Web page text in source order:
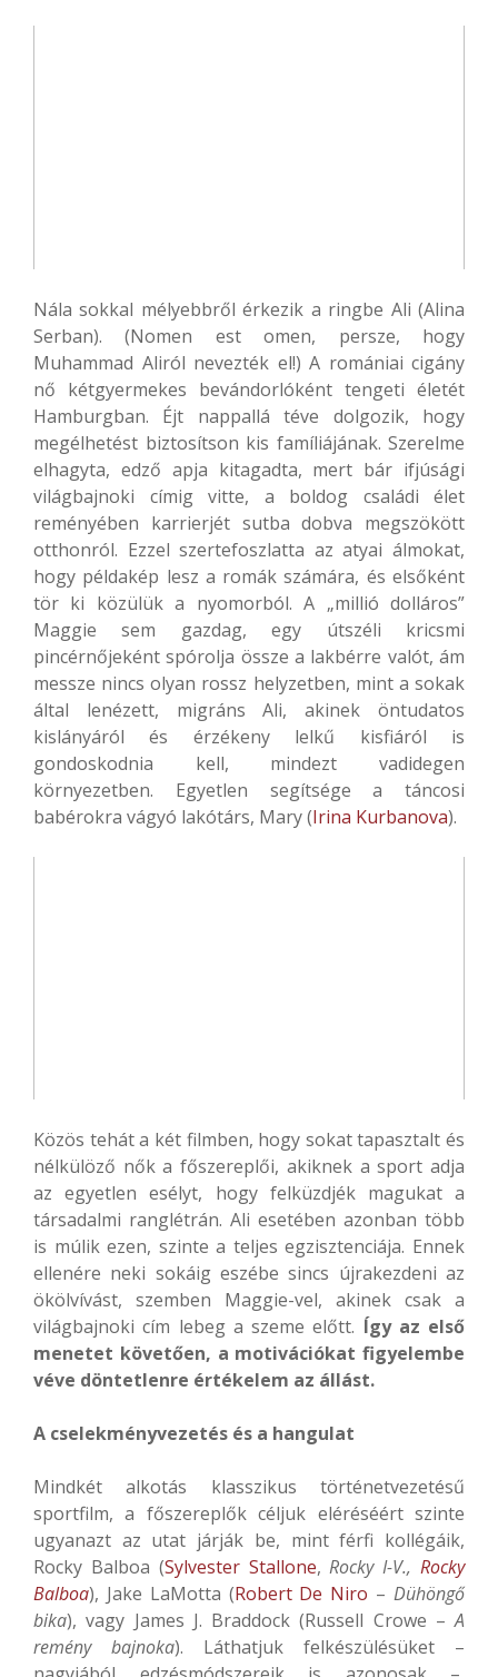
Nála sokkal mélyebbről érkezik a ringbe Ali (Alina
Serban). (Nomen est omen, persze, hogy
Muhammad Aliról nevezték el!) A romániai cigány
nő kétgyermekes bevándorlóként tengeti életét
Hamburgban. Éjt nappallá téve dolgozik, hogy
megélhetést biztosítson kis famíliájának. Szerelme
elhagyta, edző apja kitagadta, mert bár ifjúsági
világbajnoki címig vitte, a boldog családi élet
reményében karrierjét sutba dobva megszökött
otthonról. Ezzel szertefoszlatta az atyai álmokat,
hogy példakép lesz a romák számára, és elsőként
tör ki közülük a nyomorból. A „millió dolláros”
Maggie sem gazdag, egy útszéli kricsmi
pincérnőjeként spórolja össze a lakbérre valót, ám
messze nincs olyan rossz helyzetben, mint a sokak
által lenézett, migráns Ali, akinek öntudatos
kislányáról és érzékeny lelkű kisfiáról is
gondoskodnia kell, mindezt vadidegen
környezetben. Egyetlen segítsége a táncosi
babérokra vágyó lakótárs, Mary (Irina Kurbanova).
Közös tehát a két filmben, hogy sokat tapasztalt és
nélkülöző nők a főszereplői, akiknek a sport adja
az egyetlen esélyt, hogy felküzdjék magukat a
társadalmi ranglétrán. Ali esetében azonban több
is múlik ezen, szinte a teljes egzisztenciája. Ennek
ellenére neki sokáig eszébe sincs újrakezdeni az
ökölvívást, szemben Maggie-vel, akinek csak a
világbajnoki cím lebeg a szeme előtt. Így az első
menetet követően, a motivációkat figyelembe
véve döntetlenre értékelem az állást.
A cselekményvezetés és a hangulat
Mindkét alkotás klasszikus történetvezetésű
sportfilm, a főszereplők céljuk eléréséért szinte
ugyanazt az utat járják be, mint férfi kollégáik,
Rocky Balboa (Sylvester Stallone,Rocky I-V.,Rocky
Balboa), Jake LaMotta (Robert De Niro –Dühöngő
bika), vagy James J. Braddock (Russell Crowe –A
remény bajnoka). Láthatjuk felkészülésüket –